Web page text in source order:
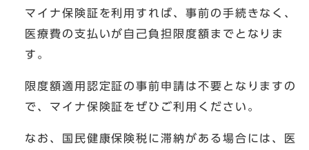
マイナ保険証を利用すれば、事前の手続きなく、
医療費の支払いが自己負担限度額までとなりま
す。
限度額適用認定証の事前申請は不要となりますの
で、マイナ保険証をぜひご利用ください。
なお、国民健康保険税に滞納がある場合には、医